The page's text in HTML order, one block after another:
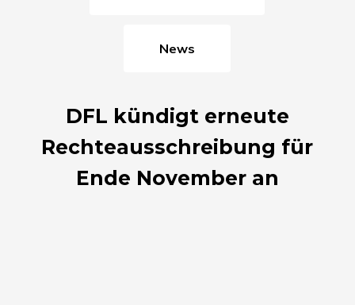
News
DFL kündigt erneute
Rechteausschreibung für
Ende November an